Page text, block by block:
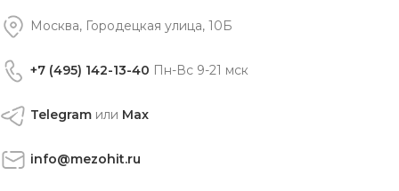
Москва, Городецкая улица, 10Б
+7 (495) 142-13-40 Пн-Вс 9-21 мск
Telegram или Max
info@mezohit.ru